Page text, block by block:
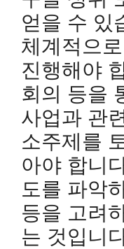
얻을 수 있
체계적으
진행해야
회의 등을
사업과 관
소주제를
아야 합니
도를 파악
등을 고려
는 것입니